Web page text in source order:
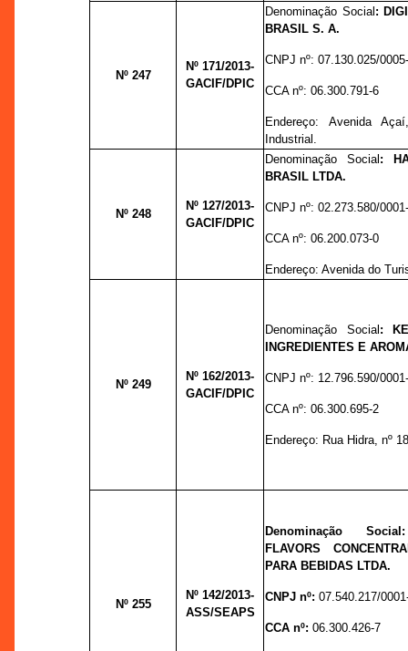
Nº 247
Nº 171/2013-
GACIF/DPIC
Denominação Social :
BRASIL S. A.
CNPJ nº:07.130.025/
CCA nº:06.300.791-6
Endereço: Avenida
Industrial.
Nº 248
Nº 127/2013-
GACIF/DPIC
Denominação Social :
BRASIL LTDA.
CNPJ nº:02.273.580/
CCA nº:06.200.073-0
Endereço:Avenida do
Nº 249
Nº 162/2013-
GACIF/DPIC
Denominação Social :
INGREDIENTES E
CNPJ nº: 12.796.590/
CCA nº:06.300.695-2
Endereço: Rua Hidra, nº
Nº 255
Nº 142/2013-
ASS/SEAPS
Denominação
FLAVORS
PARA BEBIDAS LTDA.
CNPJ nº:07.540.217/
CCA nº:06.300.426-7